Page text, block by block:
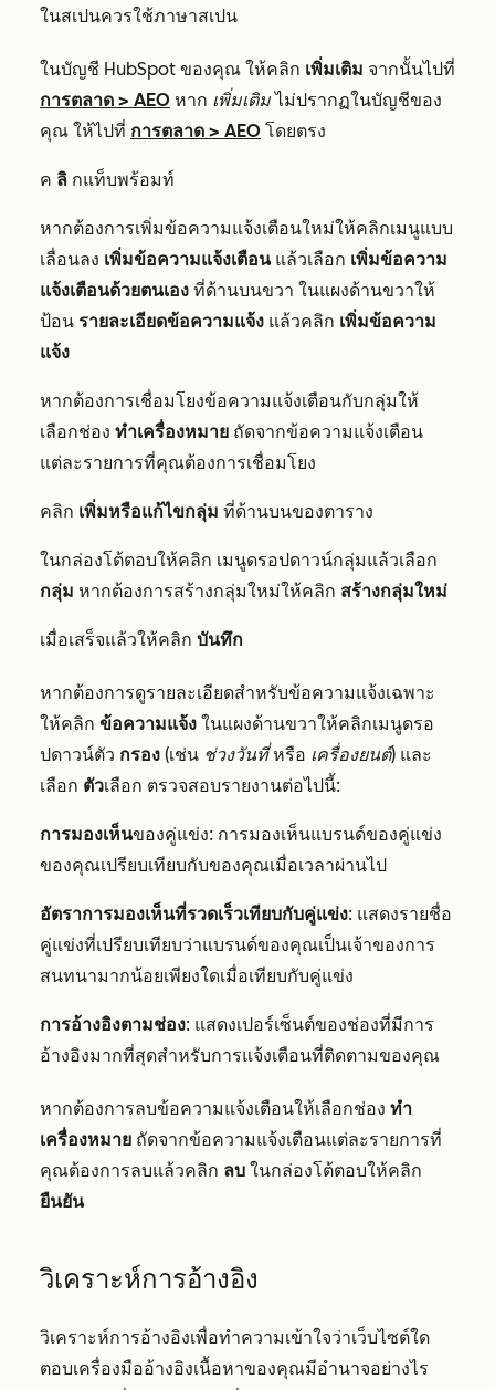
ในสเปนควรใช้ภาษาสเปน
ในบัญชี HubSpot ของคุณ ให้คลิก เพิ่มเติม จากนั้นไปที่
การตลาด > AEO หาก เพิ่มเติมไม่ปรากฏในบัญชีของ
คุณ ให้ไปที่ การตลาด > AEO โดยตรง
ค ลิ กแท็บพร้อมท์
หากต้องการเพิ่มข้อความแจ้งเตือนใหม่ให้คลิกเมนูแบบ
เลื่อนลง เพิ่มข้อความแจ้งเตือนแล้วเลือก เพิ่มข้อความ
แจ้งเตือนด้วยตนเอง ที่ด้านบนขวา ในแผงด้านขวาให้
ป้อน รายละเอียดข้อความแจ้ง แล้วคลิก เพิ่มข้อความ
แจ้ง
หากต้องการเชื่อมโยงข้อความแจ้งเตือนกับกลุ่มให้
เลือกช่อง ทำเครื่องหมาย ถัดจากข้อความแจ้งเตือน
แต่ละรายการที่คุณต้องการเชื่อมโยง
คลิก เพิ่มหรือแก้ไขกลุ่ม ที่ด้านบนของตาราง
ในกล่องโต้ตอบให้คลิก เมนูดรอปดาวน์กลุ่มแล้วเลือก
กลุ่ม หากต้องการสร้างกลุ่มใหม่ให้คลิก สร้างกลุ่มใหม่
เมื่อเสร็จแล้วให้คลิก บันทึก
หากต้องการดูรายละเอียดสำหรับข้อความแจ้งเฉพาะ
ให้คลิก ข้อความแจ้ง ในแผงด้านขวาให้คลิกเมนูดรอ
ปดาวน์ตัว กรอง (เช่น ช่วงวันที่หรือ เครื่องยนต์) และ
เลือก ตัวเลือก ตรวจสอบรายงานต่อไปนี้:
การมองเห็นของคู่แข่ง: การมองเห็นแบรนด์ของคู่แข่ง
ของคุณเปรียบเทียบกับของคุณเมื่อเวลาผ่านไป
อัตราการมองเห็นที่รวดเร็วเทียบกับคู่แข่ง: แสดงรายชื่อ
คู่แข่งที่เปรียบเทียบว่าแบรนด์ของคุณเป็นเจ้าของการ
สนทนามากน้อยเพียงใดเมื่อเทียบกับคู่แข่ง
การอ้างอิงตามช่อง: แสดงเปอร์เซ็นต์ของช่องที่มีการ
อ้างอิงมากที่สุดสำหรับการแจ้งเตือนที่ติดตามของคุณ
หากต้องการลบข้อความแจ้งเตือนให้เลือกช่อง ทำ
เครื่องหมาย ถัดจากข้อความแจ้งเตือนแต่ละรายการที่
คุณต้องการลบแล้วคลิก ลบ ในกล่องโต้ตอบให้คลิก
ยืนยัน
วิเคราะห์การอ้างอิง
วิเคราะห์การอ้างอิงเพื่อทำความเข้าใจว่าเว็บไซต์ใด
ตอบเครื่องมืออ้างอิงเนื้อหาของคุณมีอำนาจอย่างไร